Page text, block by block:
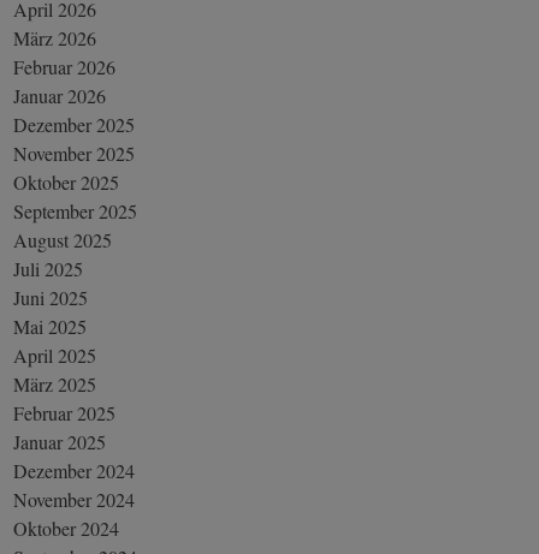
April 2026
März 2026
Februar 2026
Januar 2026
Dezember 2025
November 2025
Oktober 2025
September 2025
August 2025
Juli 2025
Juni 2025
Mai 2025
April 2025
März 2025
Februar 2025
Januar 2025
Dezember 2024
November 2024
Oktober 2024